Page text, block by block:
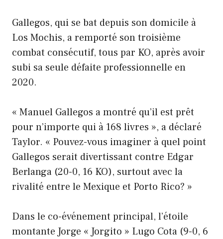
Gallegos, qui se bat depuis son domicile à
Los Mochis, a remporté son troisième
combat consécutif, tous par KO, après avoir
subi sa seule défaite professionnelle en
2020.
« Manuel Gallegos a montré qu’il est prêt
pour n’importe qui à 168 livres », a déclaré
Taylor. « Pouvez-vous imaginer à quel point
Gallegos serait divertissant contre Edgar
Berlanga (20-0, 16 KO), surtout avec la
rivalité entre le Mexique et Porto Rico? »
Dans le co-événement principal, l’étoile
montante Jorge « Jorgito » Lugo Cota (9-0, 6